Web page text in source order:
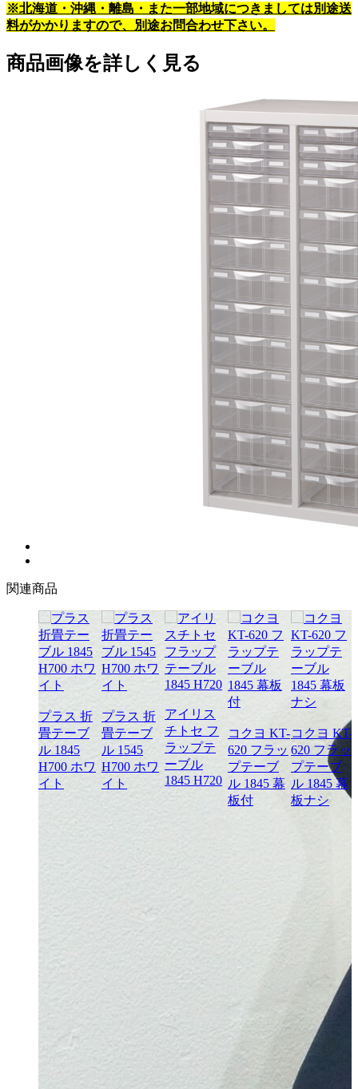
※北海道・沖縄・離島・また一部地域につきましては別途送
料がかかりますので、別途お問合わせ下さい。
商品画像を詳しく見る
関連商品
プラス 折
畳テーブ
ル 1845
H700 ホワ
イト
プラス 折
畳テーブ
ル 1545
H700 ホワ
イト
アイリス
チトセ フ
ラップテ
ーブル
1845 H720
コクヨ KT-
620 フラッ
プテーブ
ル 1845 幕
板付
コクヨ KT-
620 フラッ
プテーブ
ル 1845 幕
板ナシ